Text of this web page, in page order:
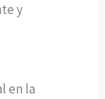
y
en la